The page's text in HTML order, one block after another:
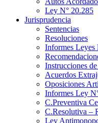
Ley N° 20.285
Jurisprudencia
Sentencias
Resoluciones
Informes Leyes
Instrucciones
Acuerdos
Oposiciones
Informes Ley
C.Preventiva
C.Resolutiva –
Ley